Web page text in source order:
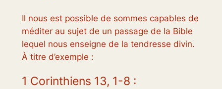
Il nous est possible de sommes capables de
méditer au sujet de un passage de la Bible
lequel nous enseigne de la tendresse divin.
À titre d’exemple :
1 Corinthiens 13, 1-8 :